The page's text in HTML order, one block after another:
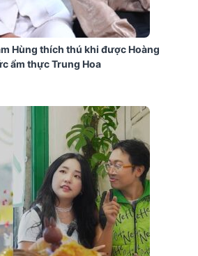
Hùng thích thú khi được Hoàng
ẩm thực Trung Hoa